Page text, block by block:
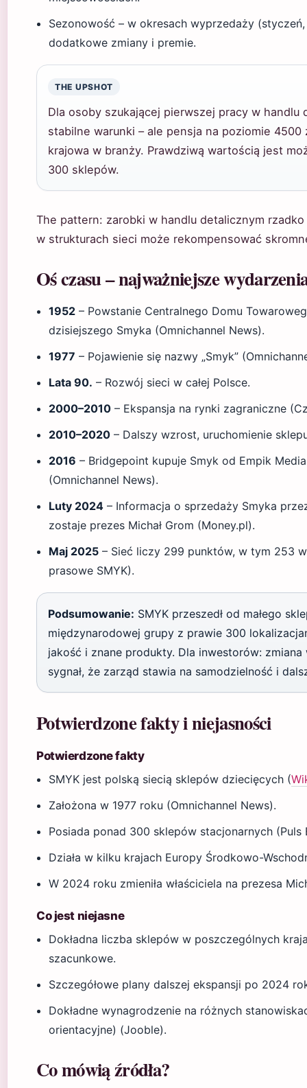
Sezonowość – w okresach wyprzedaży
dodatkowe zmiany i premie.
THE UPSHOT
Dla osoby szukającej pierwszej pracy w handlu
stabilne warunki – ale pensja na poziomie 4500
krajowa w branży. Prawdziwą wartością jest
300 sklepów.
The pattern: zarobki w handlu detalicznym
w strukturach sieci może rekompensować
Oś czasu – najważniejsze
1952 – Powstanie Centralnego Domu
dzisiejszego Smyka (Omnichannel News).
1977 – Pojawienie się nazwy „Smyk”
Lata 90. – Rozwój sieci w całej Polsce.
2000–2010 – Ekspansja na rynki zagraniczne
2010–2020 – Dalszy wzrost, uruchomienie
2016 – Bridgepoint kupuje Smyk od Empik
(Omnichannel News).
Luty 2024 – Informacja o sprzedaży Smyka
zostaje prezes Michał Grom (Money.pl).
Maj 2025 – Sieć liczy 299 punktów, w tym 253
prasowe SMYK).
Podsumowanie: SMYK przeszedł od małego
międzynarodowej grupy z prawie 300
jakość i znane produkty. Dla inwestorów:
sygnał, że zarząd stawia na samodzielność i
Potwierdzone fakty i niejasności
Potwierdzone fakty
SMYK jest polską siecią sklepów dziecięcych (
Założona w 1977 roku (Omnichannel News).
Posiada ponad 300 sklepów stacjonarnych (Puls
Działa w kilku krajach Europy Środkowo-
W 2024 roku zmieniła właściciela na prezesa
Co jest niejasne
Dokładna liczba sklepów w poszczególnych
szacunkowe.
Szczegółowe plany dalszej ekspansji po 2024
Dokładne wynagrodzenie na różnych
orientacyjne) (Jooble).
Co mówią źródła?